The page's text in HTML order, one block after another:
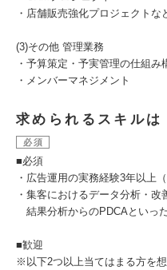
・店舗販売強化プロジェクトな
(3)その他 管理業務
・予算策定・予実管理の仕組み
・メンバーマネジメント
求められるスキルは
必須
■必須
・広告運用の実務経験3年以上
・集客におけるデータ分析・改
結果分析からのPDCAといっ
■歓迎
※以下2つ以上当てはまる方を想